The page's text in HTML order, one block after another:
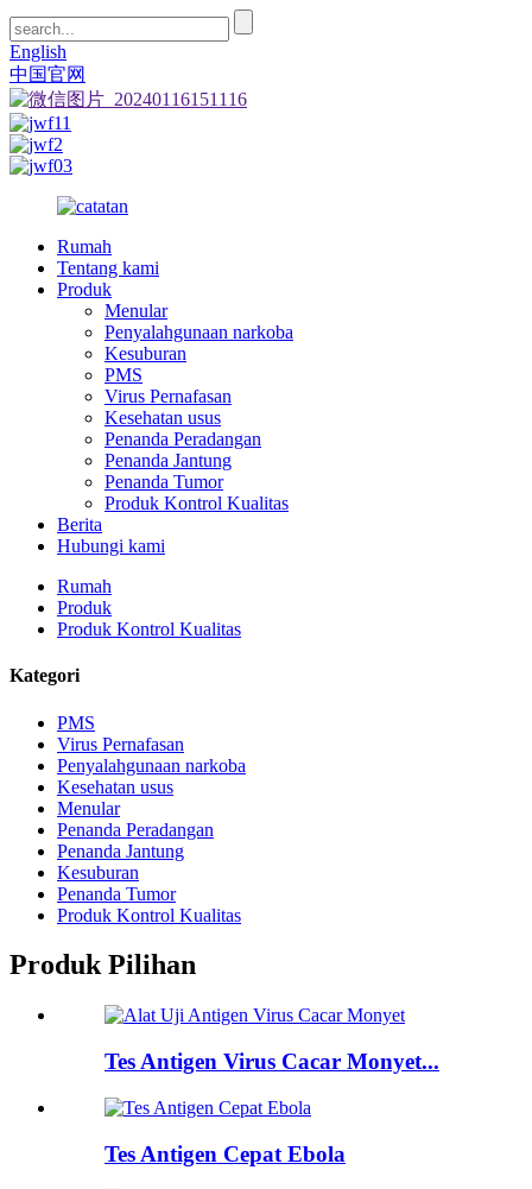
English
中国官网
Rumah
Tentang kami
Produk
Menular
Penyalahgunaan narkoba
Kesuburan
PMS
Virus Pernafasan
Kesehatan usus
Penanda Peradangan
Penanda Jantung
Penanda Tumor
Produk Kontrol Kualitas
Berita
Hubungi kami
Rumah
Produk
Produk Kontrol Kualitas
Kategori
PMS
Virus Pernafasan
Penyalahgunaan narkoba
Kesehatan usus
Menular
Penanda Peradangan
Penanda Jantung
Kesuburan
Penanda Tumor
Produk Kontrol Kualitas
Produk Pilihan
Tes Antigen Virus Cacar Monyet...
Tes Antigen Cepat Ebola